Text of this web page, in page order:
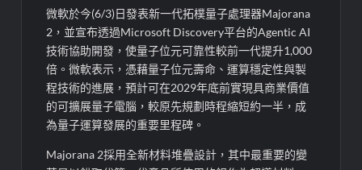
微軟於今(6/3)日發表新一代拓樸量子處理器Majorana
2，並宣布透過Microsoft Discovery平台的Agentic AI
技術協助開發，使量子位元可靠性較前一代提升1,000
倍。微軟表示，憑藉量子位元壽命、運算穩定性與製
程技術的進展，預計可在2029年底前實現具商業價值
的可擴展量子電腦，較原先規劃時程縮短約一半，成
為量子運算發展的重要里程碑。
Majorana 2採用全新材料堆疊設計，其中最重要的變